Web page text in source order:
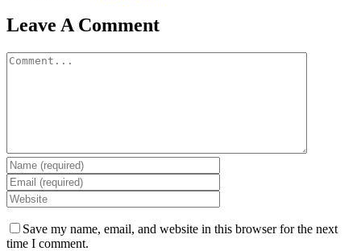
Leave A Comment
Comment
Save my name, email, and website in this browser for the next
time I comment.